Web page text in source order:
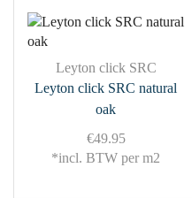
Leyton click SRC
Leyton click SRC natural
oak
€49.95
*incl. BTW per m2